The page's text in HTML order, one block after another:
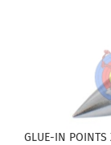
GLUE-​IN